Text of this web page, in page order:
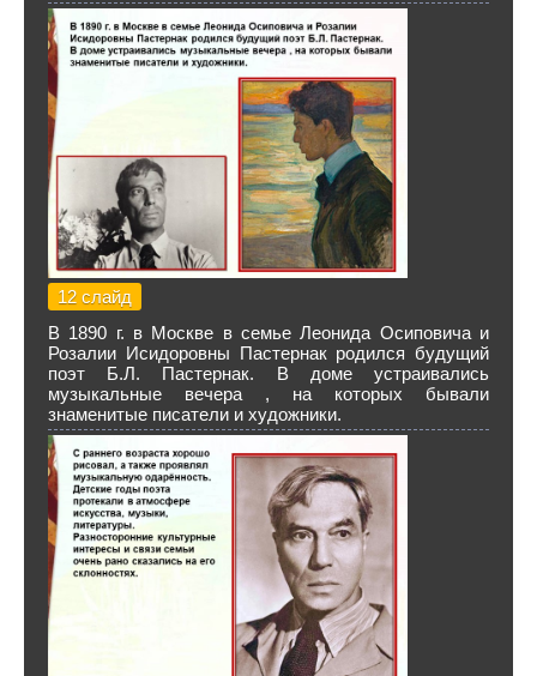
12 слайд
В 1890 г. в Москве в семье Леонида Осиповича и
Розалии Исидоровны Пастернак родился будущий
поэт Б.Л. Пастернак. В доме устраивались
музыкальные вечера , на которых бывали
знаменитые писатели и художники.